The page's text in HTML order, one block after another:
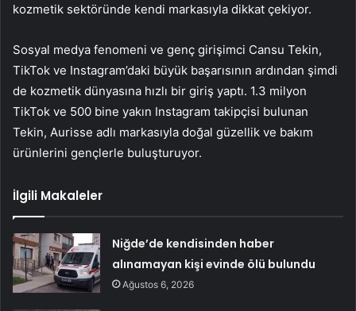
kozmetik sektöründe kendi markasıyla dikkat çekiyor.
Sosyal medya fenomeni ve genç girişimci Cansu Tekin,
TikTok ve Instagram’daki büyük başarısının ardından şimdi
de kozmetik dünyasına hızlı bir giriş yaptı. 1.3 milyon
TikTok ve 500 bine yakın Instagram takipçisi bulunan
Tekin, Aurisse adlı markasıyla doğal güzellik ve bakım
ürünlerini gençlerle buluşturuyor.
İlgili Makaleler
Niğde’de kendisinden haber
alınamayan kişi evinde ölü bulundu
Ağustos 6, 2026